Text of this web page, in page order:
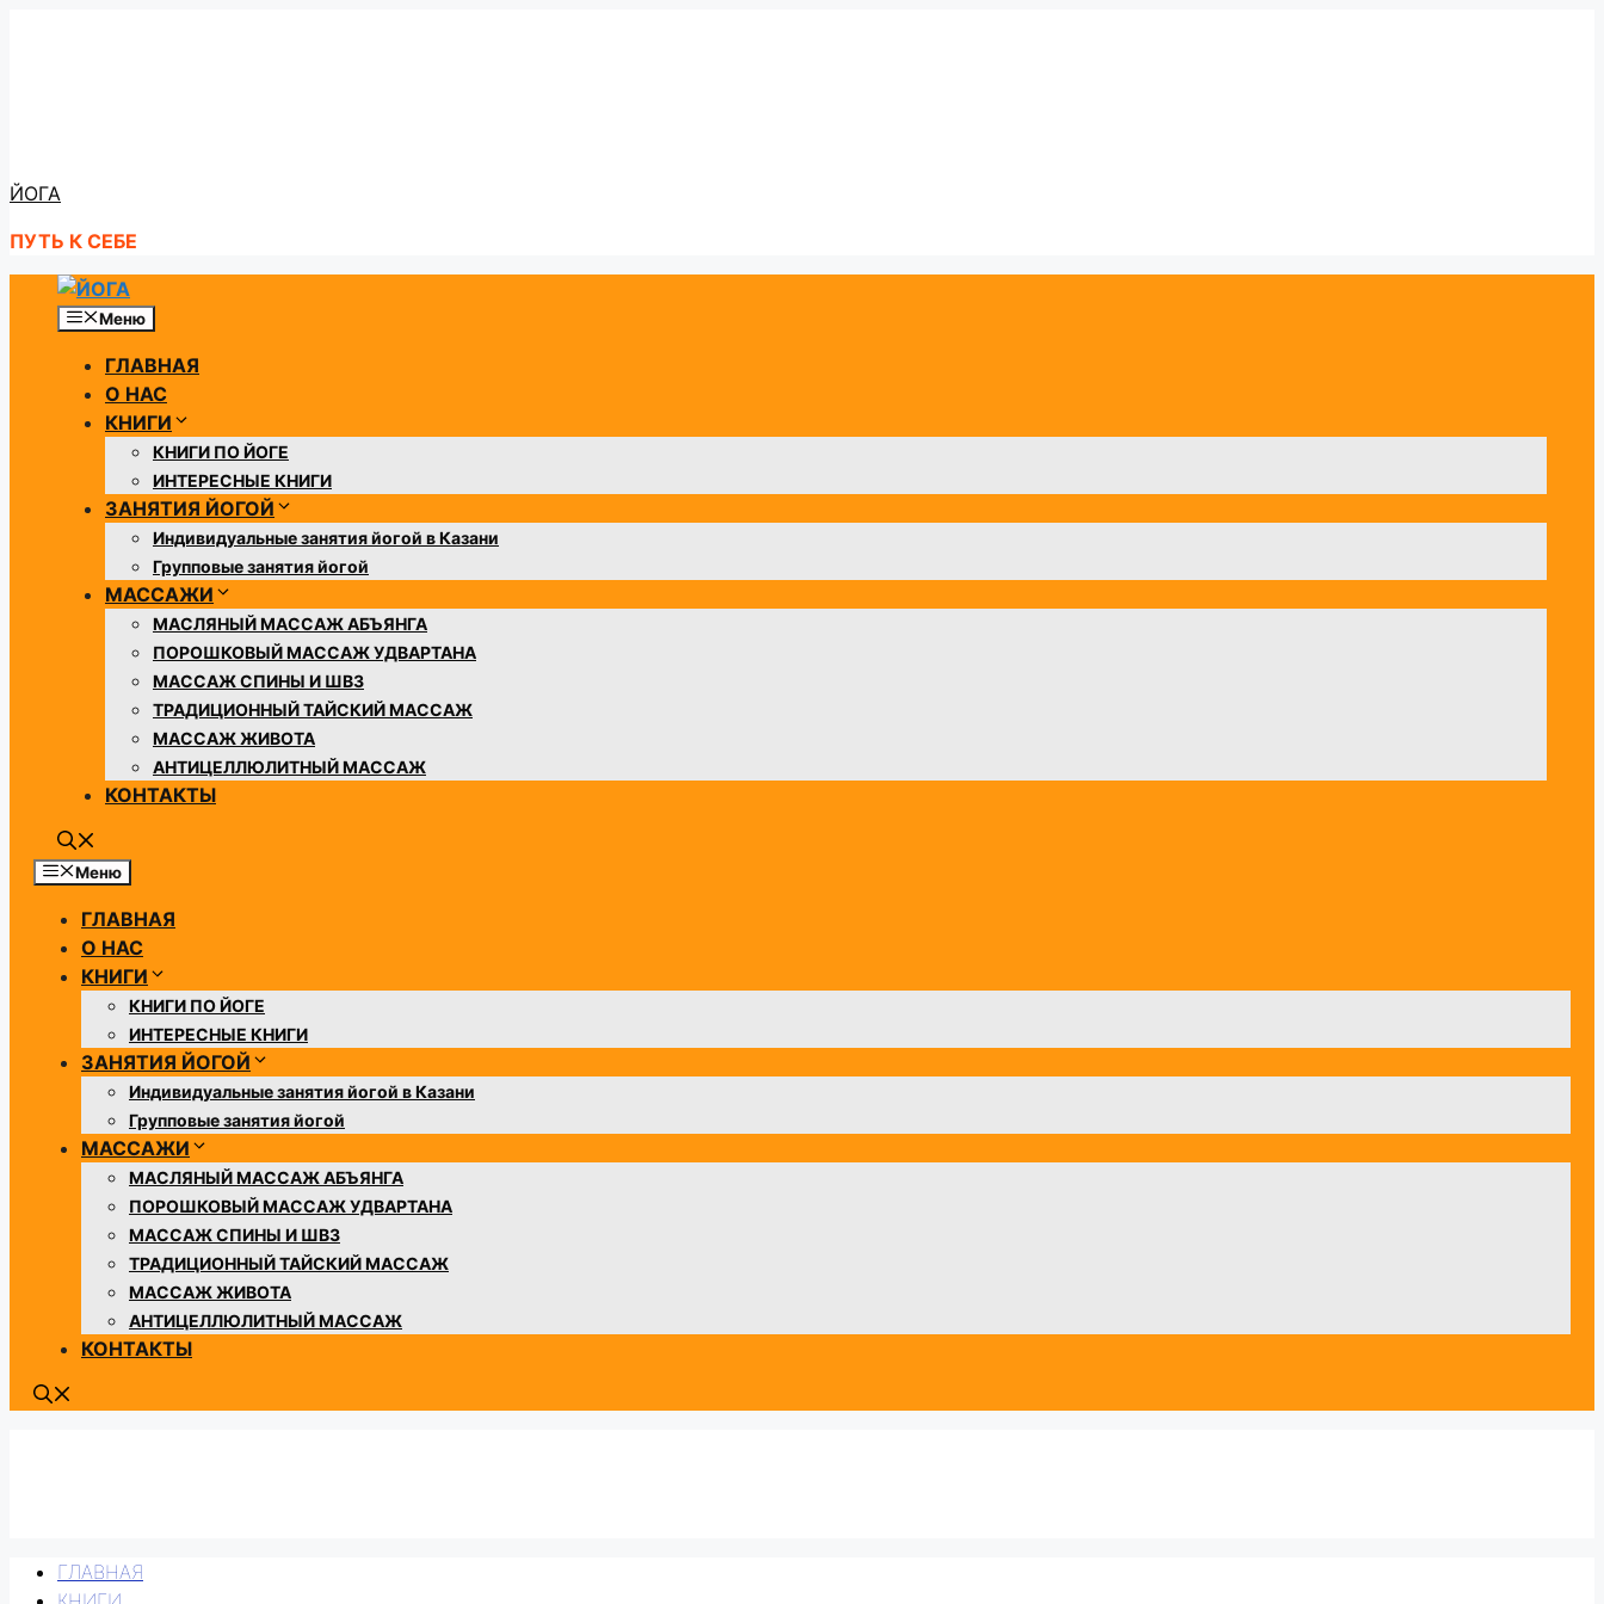
ЙОГА
ПУТЬ К СЕБЕ
Меню
ГЛАВНАЯ
О НАС
КНИГИ
КНИГИ ПО ЙОГЕ
ИНТЕРЕСНЫЕ КНИГИ
ЗАНЯТИЯ ЙОГОЙ
Индивидуальные занятия йогой в Казани
Групповые занятия йогой
МАССАЖИ
МАСЛЯНЫЙ МАССАЖ АБЪЯНГА
ПОРОШКОВЫЙ МАССАЖ УДВАРТАНА
МАССАЖ СПИНЫ И ШВЗ
​​ТРАДИЦИОННЫЙ ТАЙСКИЙ МАССАЖ
МАССАЖ ЖИВОТА
АНТИЦЕЛЛЮЛИТНЫЙ МАССАЖ
КОНТАКТЫ
Меню
ГЛАВНАЯ
О НАС
КНИГИ
КНИГИ ПО ЙОГЕ
ИНТЕРЕСНЫЕ КНИГИ
ЗАНЯТИЯ ЙОГОЙ
Индивидуальные занятия йогой в Казани
Групповые занятия йогой
МАССАЖИ
МАСЛЯНЫЙ МАССАЖ АБЪЯНГА
ПОРОШКОВЫЙ МАССАЖ УДВАРТАНА
МАССАЖ СПИНЫ И ШВЗ
​​ТРАДИЦИОННЫЙ ТАЙСКИЙ МАССАЖ
МАССАЖ ЖИВОТА
АНТИЦЕЛЛЮЛИТНЫЙ МАССАЖ
КОНТАКТЫ
ГЛАВНАЯ